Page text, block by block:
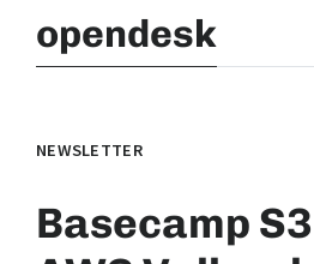
opendesk
NEWSLETTER
Basecamp